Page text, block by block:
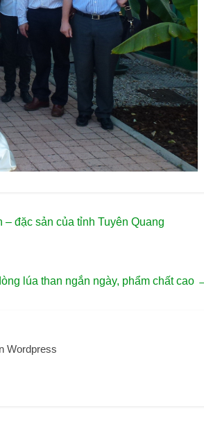
đặc sản của tỉnh Tuyên Quang
lúa than ngắn ngày, phẩm chất cao
Wordpress